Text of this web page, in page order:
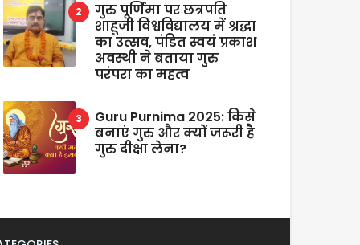
गुरु पूर्णिमा पर छत्रपति
शाहूजी विश्वविद्यालय में श्रद्धा
का उत्सव, पंडित स्वयं प्रकाश
अवस्थी ने बताया गुरु
परंपरा का महत्व
Guru Purnima 2025: किसे
बनाएं गुरु और क्यों जरूरी है
गुरु दीक्षा लेना?